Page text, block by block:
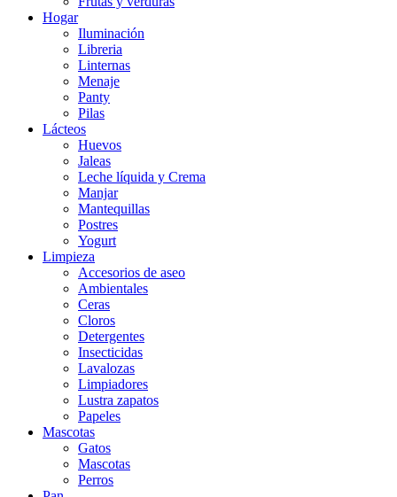
Hogar
Iluminación
Libreria
Linternas
Menaje
Panty
Pilas
Lácteos
Huevos
Jaleas
Leche líquida y Crema
Manjar
Mantequillas
Postres
Yogurt
Limpieza
Accesorios de aseo
Ambientales
Ceras
Cloros
Detergentes
Insecticidas
Lavalozas
Limpiadores
Lustra zapatos
Papeles
Mascotas
Gatos
Mascotas
Perros